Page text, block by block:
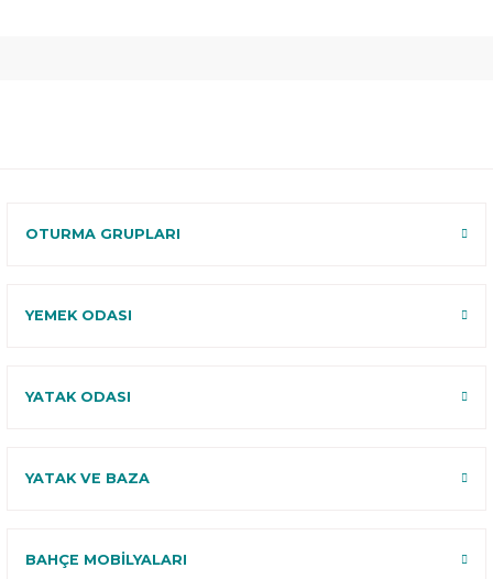
OTURMA GRUPLARI
YEMEK ODASI
YATAK ODASI
YATAK VE BAZA
BAHÇE MOBİLYALARI